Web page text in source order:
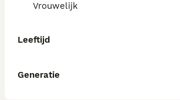
Vrouwelijk
Leeftijd
Generatie